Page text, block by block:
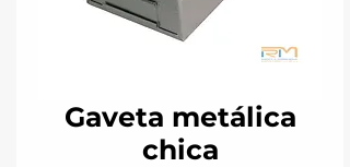
Gaveta metálica
chica